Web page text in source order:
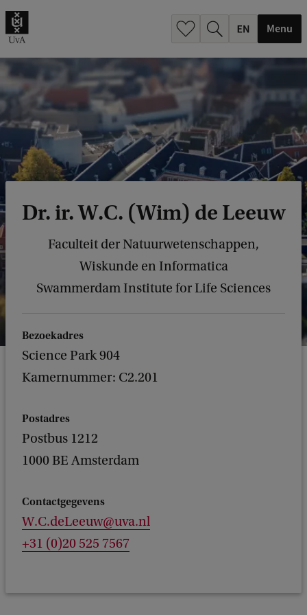
Menu
Dr. ir. W.C. (Wim) de Leeuw
Faculteit der Natuurwetenschappen,
Wiskunde en Informatica
Swammerdam Institute for Life Sciences
Bezoekadres
Science Park 904
Kamernummer: C2.201
Postadres
Postbus 1212
1000 BE Amsterdam
Contactgegevens
W.C.deLeeuw@uva.nl
+31 (0)20 525 7567